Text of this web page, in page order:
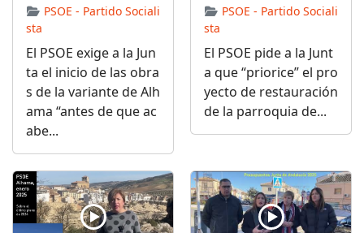
PSOE - Partido Sociali
sta
El PSOE exige a la Jun
ta el inicio de las obra
s de la variante de Alh
ama “antes de que ac
abe...
PSOE - Partido Sociali
sta
El PSOE pide a la Junt
a que “priorice” el pro
yecto de restauración
de la parroquia de...